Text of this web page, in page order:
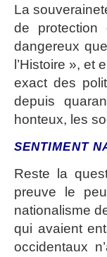
La
de protection
dangereux
l’Histoire », et
exact des
depuis
honteux, les
SENTIMENT
Reste la
preuve le
nationalisme
qui avaient
occidentaux